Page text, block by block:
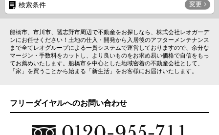
検索条件 変更
船橋市、市川市、習志野市周辺で不動産をお探しなら、株式会社レオガーデ
ンにお任せください！土地の仕入・開発から入居後のアフターメンテナンス
まで全てレオグループによる一貫システムで運営しておりますので、余分な
マージン・手数料をカットし、より良いものをお求め易い価格で自信をもっ
てお薦めいたします。船橋市を中心とした地域密着の不動産会社として、
「家」を買うことから始まる「新生活」をお客様にお届けいたします。
フリーダイヤルへのお問い合わせ